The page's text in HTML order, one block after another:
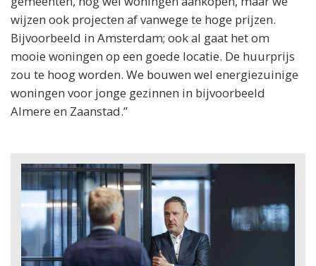
wijzen ook projecten af vanwege te hoge prijzen.
Bijvoorbeeld in Amsterdam; ook al gaat het om
mooie woningen op een goede locatie. De huurprijs
zou te hoog worden. We bouwen wel energiezuinige
woningen voor jonge gezinnen in bijvoorbeeld
Almere en Zaanstad.”